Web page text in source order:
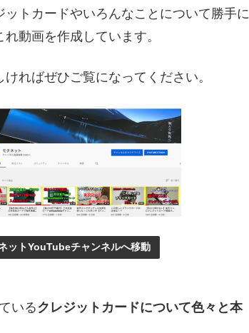
ットカードやいろんなことについて勝手に
れ動画を作成しています。
ければぜひご覧になってください。
ットYouTubeチャンネルへ移動
いるクレジットカードについて色々と本